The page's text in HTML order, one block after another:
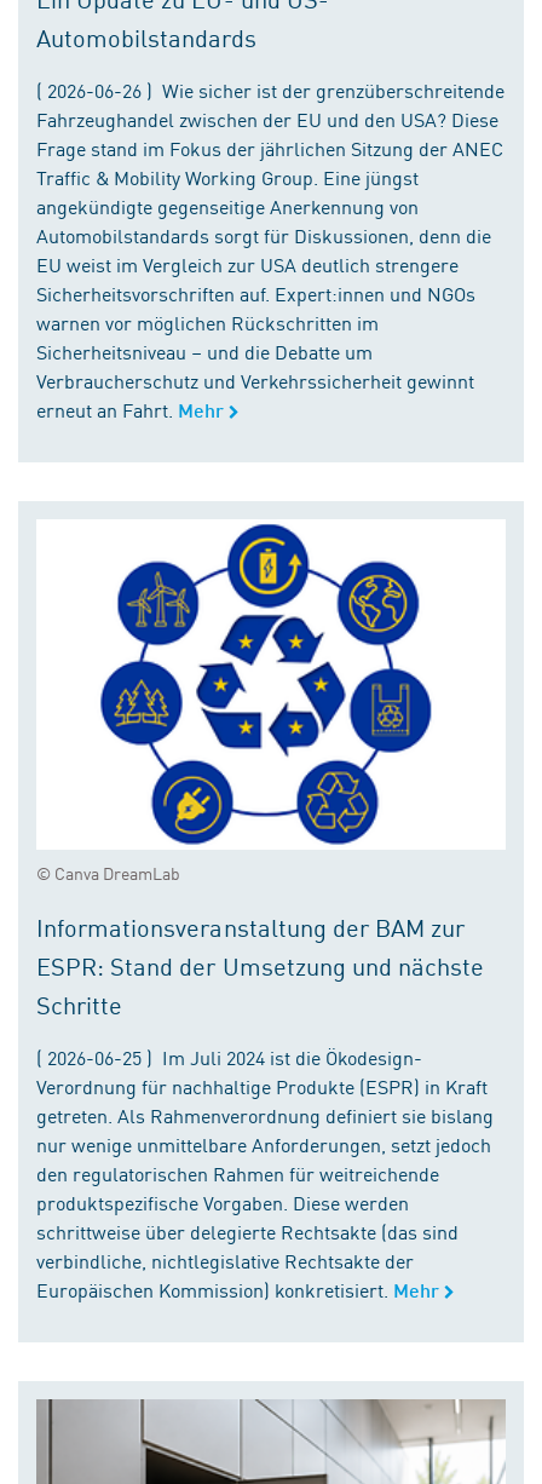
Automobilstandards
( 2026-06-26 ) Wie sicher ist der grenzüberschreitende
Fahrzeughandel zwischen der EU und den USA? Diese
Frage stand im Fokus der jährlichen Sitzung der ANEC
Traffic & Mobility Working Group. Eine jüngst
angekündigte gegenseitige Anerkennung von
Automobilstandards sorgt für Diskussionen, denn die
EU weist im Vergleich zur USA deutlich strengere
Sicherheitsvorschriften auf. Expert:innen und NGOs
warnen vor möglichen Rückschritten im
Sicherheitsniveau – und die Debatte um
Verbraucherschutz und Verkehrssicherheit gewinnt
erneut an Fahrt. Mehr
© Canva DreamLab
Informationsveranstaltung der BAM zur
ESPR: Stand der Umsetzung und nächste
Schritte
( 2026-06-25 ) Im Juli 2024 ist die Ökodesign-
Verordnung für nachhaltige Produkte (ESPR) in Kraft
getreten. Als Rahmenverordnung definiert sie bislang
nur wenige unmittelbare Anforderungen, setzt jedoch
den regulatorischen Rahmen für weitreichende
produktspezifische Vorgaben. Diese werden
schrittweise über delegierte Rechtsakte (das sind
verbindliche, nichtlegislative Rechtsakte der
Europäischen Kommission) konkretisiert. Mehr